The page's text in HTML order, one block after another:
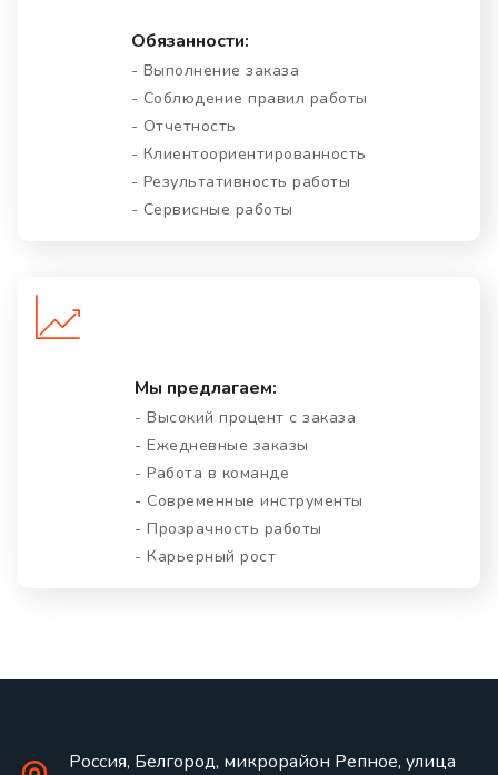
Обязанности:
- Выполнение заказа
- Соблюдение правил работы
- Отчетность
- Клиентоориентированность
- Результативность работы
- Сервисные работы
Мы предлагаем:
- Высокий процент с заказа
- Ежедневные заказы
- Работа в команде
- Современные инструменты
- Прозрачность работы
- Карьерный рост
Россия, Белгород, микрорайон Репное, улица